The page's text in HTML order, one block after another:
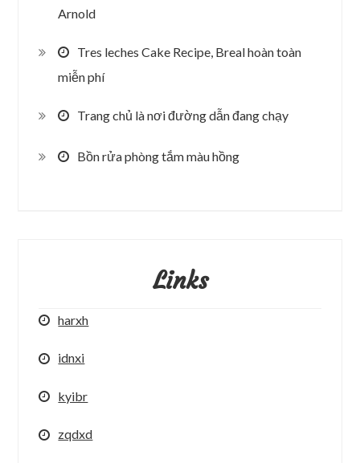
Arnold
Tres leches Cake Recipe, Breal hoàn toàn
miễn phí
Trang chủ là nơi đường dẫn đang chạy
Bồn rửa phòng tắm màu hồng
Links
harxh
idnxi
kyibr
zqdxd